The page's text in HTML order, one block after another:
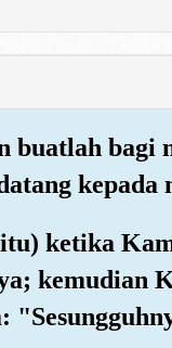
buatlah bagi
kepada
ketika
kemudian